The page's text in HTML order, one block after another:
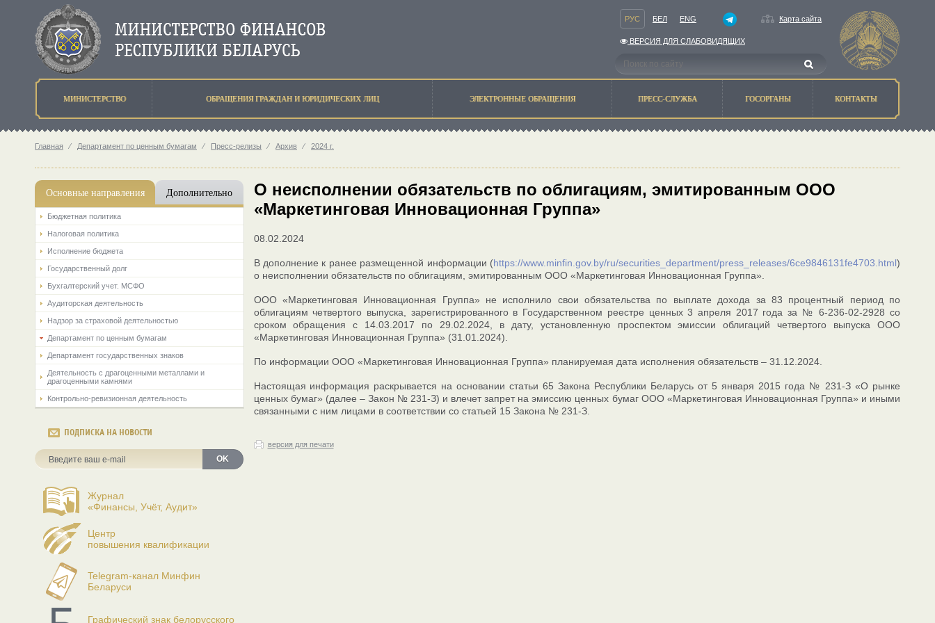
РУС БЕЛ ENG Карта сайта
ВЕРСИЯ ДЛЯ СЛАБОВИДЯЩИХ
МИНИСТЕРСТВО ОБРАЩЕНИЯ ГРАЖДАН И ЮРИДИЧЕСКИХ ЛИЦ ЭЛЕКТРОННЫЕ ОБРАЩЕНИЯ ПРЕСС-СЛУЖБА ГОСОРГАНЫ КОНТАКТЫ
Главная ⁄ Департамент по ценным бумагам ⁄ Пресс-релизы ⁄ Архив ⁄ 2024 г.
Основные направления Дополнительно
Бюджетная политика
Налоговая политика
Исполнение бюджета
Государственный долг
Бухгалтерский учет. МСФО
Аудиторская деятельность
Надзор за страховой деятельностью
Департамент по ценным бумагам
Департамент государственных знаков
Деятельность с драгоценными металлами и
драгоценными камнями
Контрольно-ревизионная деятельность
ПОДПИСКА НА НОВОСТИ
OK
Журнал
«Финансы, Учёт, Аудит»
Центр
повышения квалификации
Telegram-канал Минфин
Беларуси
Графический знак белорусского
О неисполнении обязательств по облигациям, эмитированным ООО
«Маркетинговая Инновационная Группа»
08.02.2024
В дополнение к ранее размещенной информации (https://www.minfin.gov.by/ru/securities_department/press_releases/6ce9846131fe4703.html)
о неисполнении обязательств по облигациям, эмитированным ООО «Маркетинговая Инновационная Группа».
ООО «Маркетинговая Инновационная Группа» не исполнило свои обязательства по выплате дохода за 83 процентный период по
облигациям четвертого выпуска, зарегистрированного в Государственном реестре ценных 3 апреля 2017 года за № 6-236-02-2928 со
сроком обращения с 14.03.2017 по 29.02.2024, в дату, установленную проспектом эмиссии облигаций четвертого выпуска ООО
«Маркетинговая Инновационная Группа» (31.01.2024).
По информации ООО «Маркетинговая Инновационная Группа» планируемая дата исполнения обязательств – 31.12.2024.
Настоящая информация раскрывается на основании статьи 65 Закона Республики Беларусь от 5 января 2015 года № 231-З «О рынке
ценных бумаг» (далее – Закон № 231-З) и влечет запрет на эмиссию ценных бумаг ООО «Маркетинговая Инновационная Группа» и иными
связанными с ним лицами в соответствии со статьей 15 Закона № 231-З.
версия для печати